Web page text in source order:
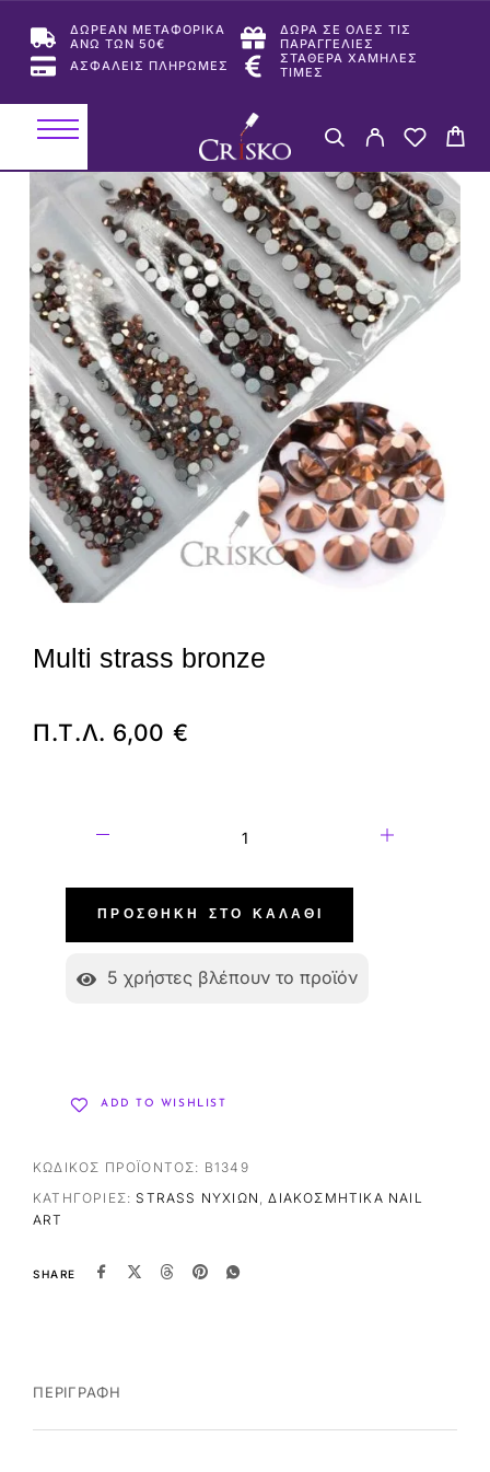
ΔΩΡΕΑΝ ΜΕΤΑΦΟΡΙΚΑ
ΑΝΩ ΤΩΝ 50€
ΔΩΡΑ ΣΕ ΟΛΕΣ ΤΙΣ
ΠΑΡΑΓΓΕΛΙΕΣ
ΑΣΦΑΛΕΙΣ ΠΛΗΡΩΜΕΣ
ΣΤΑΘΕΡΑ ΧΑΜΗΛΕΣ
ΤΙΜΕΣ
Multi strass bronze
Π.Τ.Λ. 6,00 €
ΠΡΟΣΘΉΚΗ ΣΤΟ ΚΑΛΆΘΙ
5 χρήστες βλέπουν το προϊόν
ADD TO WISHLIST
ΚΩΔΙΚΌΣ ΠΡΟΪΌΝΤΟΣ: B1349
ΚΑΤΗΓΟΡΊΕΣ: STRASS ΝΥΧΙΏΝ ,ΔΙΑΚΟΣΜΗΤΙΚΆ NAIL
ART
SHARE
ΠΕΡΙΓΡΑΦΉ